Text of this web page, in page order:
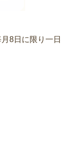
8日に限り一日